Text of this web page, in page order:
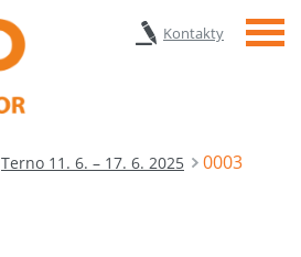
Kontakty Menu
Terno 11. 6. – 17. 6. 2025 0003